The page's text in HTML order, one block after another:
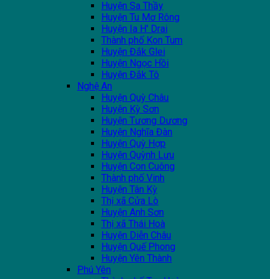
Huyện Sa Thầy
Huyện Tu Mơ Rông
Huyện Ia H' Drai
Thành phố Kon Tum
Huyện Đắk Glei
Huyện Ngọc Hồi
Huyện Đắk Tô
Nghệ An
Huyện Quỳ Châu
Huyện Kỳ Sơn
Huyện Tương Dương
Huyện Nghĩa Đàn
Huyện Quỳ Hợp
Huyện Quỳnh Lưu
Huyện Con Cuông
Thành phố Vinh
Huyện Tân Kỳ
Thị xã Cửa Lò
Huyện Anh Sơn
Thị xã Thái Hoà
Huyện Diễn Châu
Huyện Quế Phong
Huyện Yên Thành
Phú Yên